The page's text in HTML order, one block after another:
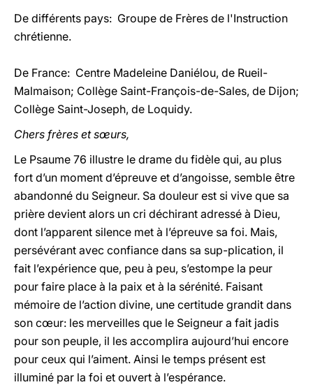
De différents pays: Groupe de Frères de l'Instruction
chrétienne.
De France: Centre Madeleine Daniélou, de Rueil-
Malmaison; Collège Saint-François-de-Sales, de Dijon;
Collège Saint-Joseph, de Loquidy.
Chers frères et sœurs,
Le Psaume 76 illustre le drame du fidèle qui, au plus
fort d’un moment d’épreuve et d’angoisse, semble être
abandonné du Seigneur. Sa douleur est si vive que sa
prière devient alors un cri déchirant adressé à Dieu,
dont l’apparent silence met à l’épreuve sa foi. Mais,
persévérant avec confiance dans sa sup-plication, il
fait l’expérience que, peu à peu, s’estompe la peur
pour faire place à la paix et à la sérénité. Faisant
mémoire de l’action divine, une certitude grandit dans
son cœur: les merveilles que le Seigneur a fait jadis
pour son peuple, il les accomplira aujourd’hui encore
pour ceux qui l’aiment. Ainsi le temps présent est
illuminé par la foi et ouvert à l’espérance.